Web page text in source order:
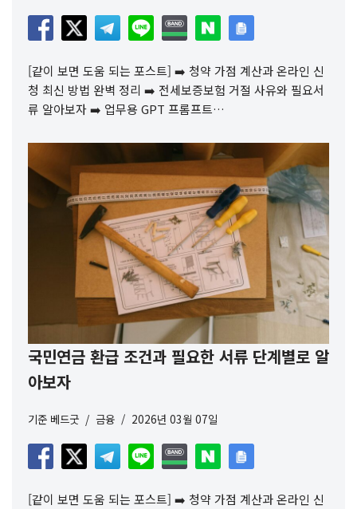
[같이 보면 도움 되는 포스트] ➡️ 청약 가점 계산과 온라인 신
청 최신 방법 완벽 정리 ➡️ 전세보증보험 거절 사유와 필요서
류 알아보자 ➡️ 업무용 GPT 프롬프트…
국민연금 환급 조건과 필요한 서류 단계별로 알
아보자
기준 베드굿 금융 2026년 03월 07일
[같이 보면 도움 되는 포스트] ➡️ 청약 가점 계산과 온라인 신